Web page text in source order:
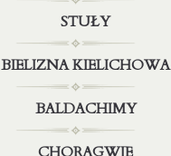
STUŁY
BIELIZNA KIELICHOWA
BALDACHIMY